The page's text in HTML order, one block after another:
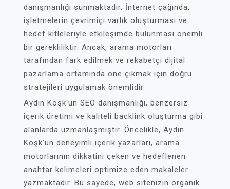
danışmanlığı sunmaktadır. İnternet çağında,
işletmelerin çevrimiçi varlık oluşturması ve
hedef kitleleriyle etkileşimde bulunması önemli
bir gerekliliktir. Ancak, arama motorları
tarafından fark edilmek ve rekabetçi dijital
pazarlama ortamında öne çıkmak için doğru
stratejileri uygulamak önemlidir.
Aydın Köşk'ün SEO danışmanlığı, benzersiz
içerik üretimi ve kaliteli backlink oluşturma gibi
alanlarda uzmanlaşmıştır. Öncelikle, Aydın
Köşk'ün deneyimli içerik yazarları, arama
motorlarının dikkatini çeken ve hedeflenen
anahtar kelimeleri optimize eden makaleler
yazmaktadır. Bu sayede, web sitenizin organik